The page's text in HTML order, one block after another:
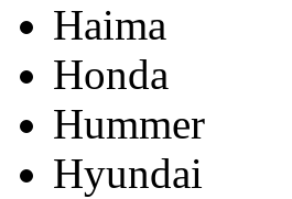
Haima
Honda
Hummer
Hyundai